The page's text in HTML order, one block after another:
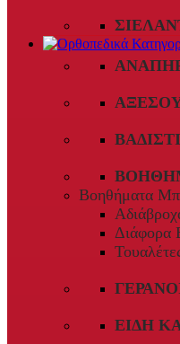
Βοηθήματα
Διάφορα
ΕΊΔΗ